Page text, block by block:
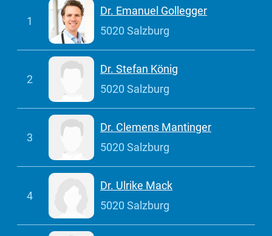
1
Dr. Emanuel Gollegger
5020 Salzburg
2
Dr. Stefan König
5020 Salzburg
3
Dr. Clemens Mantinger
5020 Salzburg
4
Dr. Ulrike Mack
5020 Salzburg